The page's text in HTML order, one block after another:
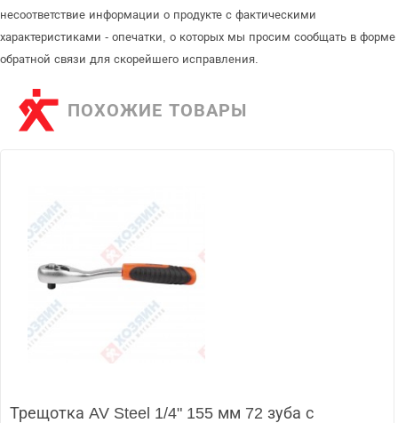
несоответствие информации о продукте с фактическими
характеристиками - опечатки, о которых мы просим сообщать в форме
обратной связи для скорейшего исправления.
ПОХОЖИЕ ТОВАРЫ
Трещотка AV Steel 1/4" 155 мм 72 зуба с